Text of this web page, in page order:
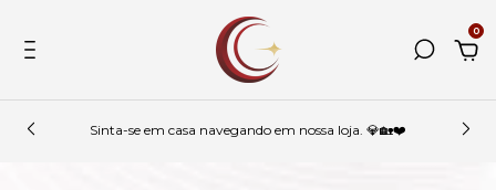
0
Sinta-se em casa navegando em nossa loja. 💎🏡❤️